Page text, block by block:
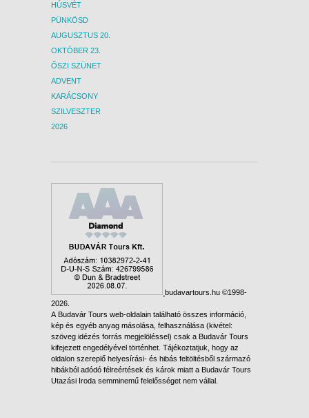
HÚSVÉT
PÜNKÖSD
AUGUSZTUS 20.
OKTÓBER 23.
ŐSZI SZÜNET
ADVENT
KARÁCSONY
SZILVESZTER
2026
budavartours.hu ©1998-
2026.
A Budavár Tours web-oldalain található összes információ,
kép és egyéb anyag másolása, felhasználása (kivétel:
szöveg idézés forrás megjelöléssel) csak a Budavár Tours
kifejezett engedélyével történhet. Tájékoztatjuk, hogy az
oldalon szereplő helyesírási- és hibás feltöltésből származó
hibákból adódó félreértések és károk miatt a Budavár Tours
Utazási Iroda semminemű felelősséget nem vállal.